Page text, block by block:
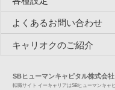
よくあるお問い合わせ
キャリオクのご紹介
SBヒューマンキャピタル株式会社
転職サイト イーキャリアはSBヒューマンキャ